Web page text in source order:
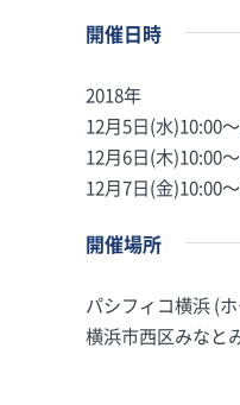
開催日時
2018年
12月5日(水)10:00
12月6日(木)10:00
12月7日(金)10:00
開催場所
パシフィコ横浜 (
横浜市西区みなと